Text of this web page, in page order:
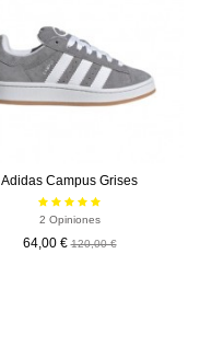
Adidas Campus Grises
2 Opiniones
64,00 € 120,00 €